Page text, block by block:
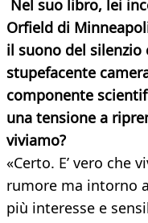
Nel suo libro, lei
Orfield di
il suono del silenzio
stupefacente
componente
una tensione a
viviamo?
«Certo. E’ vero che
rumore ma intorno
più interesse e